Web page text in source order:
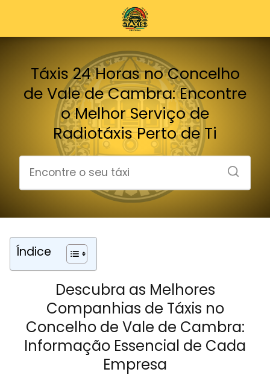
Táxis 24 Horas no Concelho
de Vale de Cambra: Encontre
o Melhor Serviço de
Radiotáxis Perto de Ti
Índice
Descubra as Melhores
Companhias de Táxis no
Concelho de Vale de Cambra:
Informação Essencial de Cada
Empresa